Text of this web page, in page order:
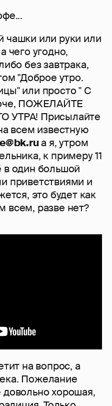
чашки или руки или
чего угодно,
без завтрака,
"Доброе утро.
или просто " С
ПОЖЕЛАЙТЕ
УТРА! Присылайте
всем известную
а я, утром
к примеру 11
один большой
приветствиями и
это будет как
всем, разве нет?
на вопрос, а
Пожелание
хорошая,